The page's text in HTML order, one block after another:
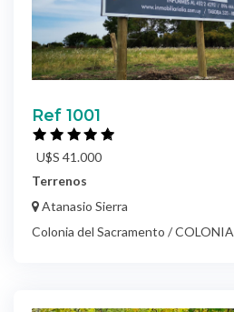
Ref 1001
U$S 41.000
Terrenos
Atanasio Sierra
Colonia del Sacramento / COLONIA